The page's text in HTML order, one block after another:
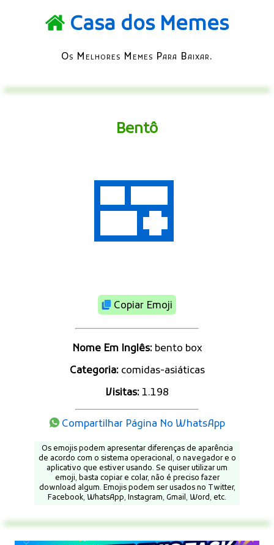
Casa dos Memes
Os Melhores Memes Para Baixar.
Bentô
🍱
Copiar Emoji
Nome Em Inglês: bento box
Categoria: comidas-asiáticas
Visitas:1.198
Compartilhar Página No WhatsApp
Os emojis podem apresentar diferenças de aparência
de acordo com o sistema operacional, o navegador e o
aplicativo que estiver usando. Se quiser utilizar um
emoji, basta copiar e colar, não é preciso fazer
download algum. Emojis podem ser usados no Twitter,
Facebook, WhatsApp, Instagram, Gmail, Word, etc.